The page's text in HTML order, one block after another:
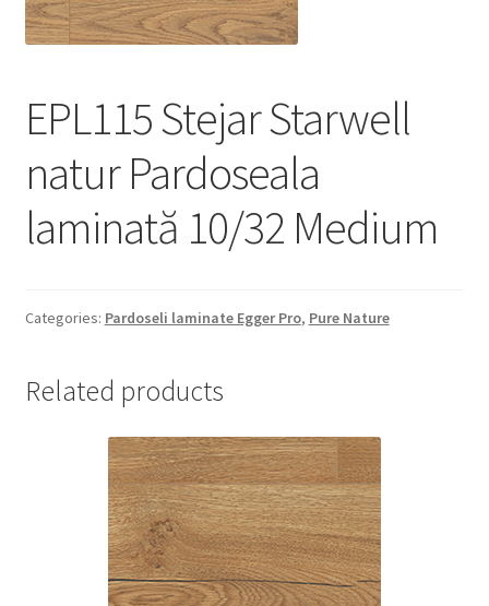
Informatii
Politică de confidențialitate
Politica de cookie
Termeni si conditii
EPL115 Stejar Starwell
natur Pardoseala
laminată 10/32 Medium
Categories: Pardoseli laminate Egger Pro, Pure Nature
Related products